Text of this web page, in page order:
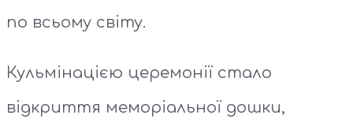
по всьому світу.
Кульмінацією церемонії стало
відкриття меморіальної дошки,